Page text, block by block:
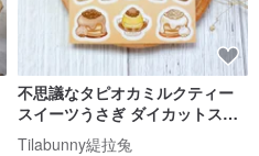
不思議なタピオカミルクティー
スイーツうさぎ ダイカットステ
ッカー
Tilabunny緹拉兔